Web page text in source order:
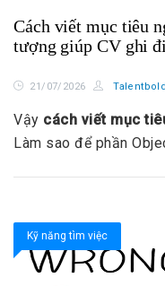
Cách viết mục tiêu
tượng giúp CV ghi
21/07/2026 Talentbold
Vậy cách viết mục
Làm sao để phần
chuyên nghiệp, vừa
Bài viết dưới đây sẽ
Kỹ năng tìm việc